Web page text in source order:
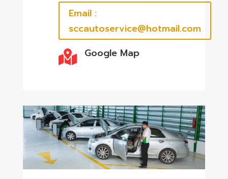
Email :
sccautoservice@hotmail.com
 Google Map